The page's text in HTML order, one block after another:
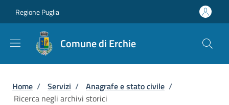
Regione Puglia
Comune di Erchie
Briciole di pane
Home / Servizi / Anagrafe e stato civile /
Ricerca negli archivi storici